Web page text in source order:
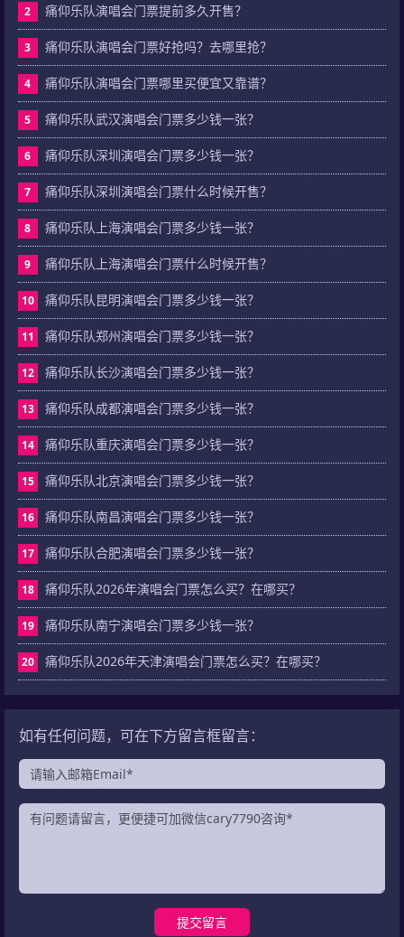
2 痛仰乐队演唱会门票提前多久开售？
3 痛仰乐队演唱会门票好抢吗？去哪里抢？
4 痛仰乐队演唱会门票哪里买便宜又靠谱？
5 痛仰乐队武汉演唱会门票多少钱一张？
6 痛仰乐队深圳演唱会门票多少钱一张？
7 痛仰乐队深圳演唱会门票什么时候开售？
8 痛仰乐队上海演唱会门票多少钱一张？
9 痛仰乐队上海演唱会门票什么时候开售？
10 痛仰乐队昆明演唱会门票多少钱一张？
11 痛仰乐队郑州演唱会门票多少钱一张？
12 痛仰乐队长沙演唱会门票多少钱一张？
13 痛仰乐队成都演唱会门票多少钱一张？
14 痛仰乐队重庆演唱会门票多少钱一张？
15 痛仰乐队北京演唱会门票多少钱一张？
16 痛仰乐队南昌演唱会门票多少钱一张？
17 痛仰乐队合肥演唱会门票多少钱一张？
18 痛仰乐队2026年演唱会门票怎么买？在哪买？
19 痛仰乐队南宁演唱会门票多少钱一张？
20 痛仰乐队2026年天津演唱会门票怎么买？在哪买？
如有任何问题，可在下方留言框留言：
提交留言